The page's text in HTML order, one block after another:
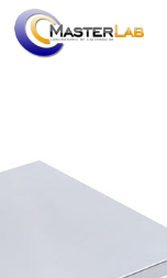
Basculas contadoras